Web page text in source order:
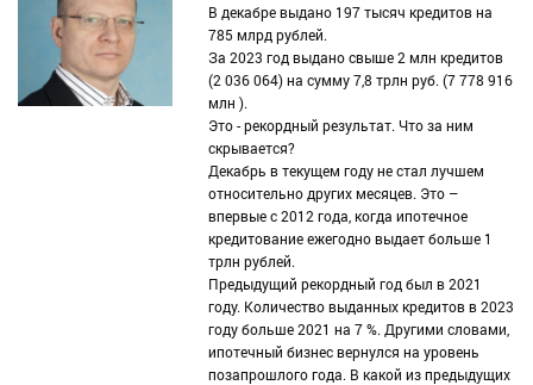
В декабре выдано 197 тысяч кредитов на
785 млрд рублей.
За 2023 год выдано свыше 2 млн кредитов
(2 036 064) на сумму 7,8 трлн руб. (7 778 916
млн ).
Это - рекордный результат. Что за ним
скрывается?
Декабрь в текущем году не стал лучшем
относительно других месяцев. Это –
впервые с 2012 года, когда ипотечное
кредитование ежегодно выдает больше 1
трлн рублей.
Предыдущий рекордный год был в 2021
году. Количество выданных кредитов в 2023
году больше 2021 на 7 %. Другими словами,
ипотечный бизнес вернулся на уровень
позапрошлого года. В какой из предыдущих